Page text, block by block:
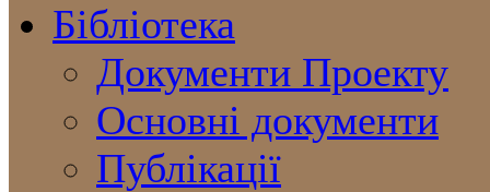
Бібліотека
Документи Проекту
Основні документи
Публікації